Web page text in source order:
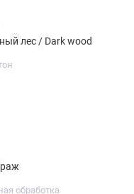
лес / Dark wood
обработка